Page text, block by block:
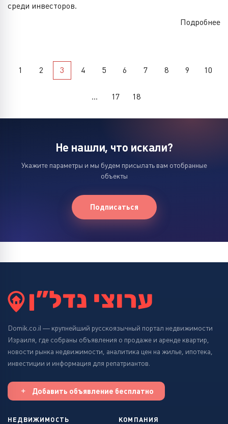
среди инвесторов.
Подробнее
1 2 3 4 5 6 7 8 9 10
... 17 18
Не нашли, что искали?
Укажите параметры и мы будем присылать вам отобранные
объекты
Подписаться
Domik.co.il — крупнейший русскоязычный портал недвижимости
Израиля, где собраны объявления о продаже и аренде квартир,
новости рынка недвижимости, аналитика цен на жилье, ипотека,
инвестиции и информация для репатриантов.
Добавить объявление бесплатно
НЕДВИЖИМОСТЬ КОМПАНИЯ